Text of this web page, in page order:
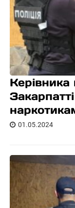
01.05.2024